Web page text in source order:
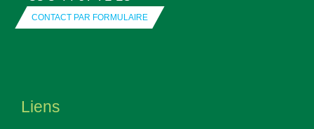
CONTACT PAR FORMULAIRE
Liens